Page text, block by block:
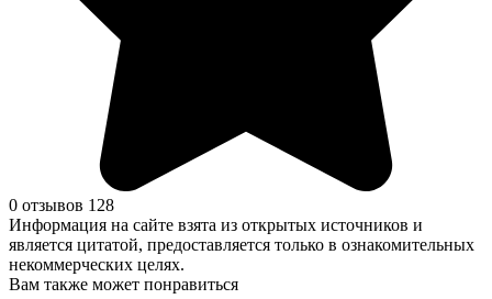
0 отзывов 128
Информация на сайте взята из открытых источников и
является цитатой, предоставляется только в ознакомительных
некоммерческих целях.
Вам также может понравиться